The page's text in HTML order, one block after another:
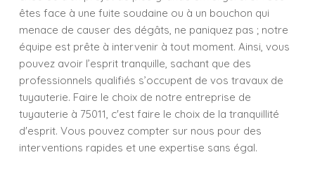
êtes face à une fuite soudaine ou à un bouchon qui
menace de causer des dégâts, ne paniquez pas ; notre
équipe est prête à intervenir à tout moment. Ainsi, vous
pouvez avoir l’esprit tranquille, sachant que des
professionnels qualifiés s’occupent de vos travaux de
tuyauterie. Faire le choix de notre entreprise de
tuyauterie à 75011, c'est faire le choix de la tranquillité
d'esprit. Vous pouvez compter sur nous pour des
interventions rapides et une expertise sans égal.